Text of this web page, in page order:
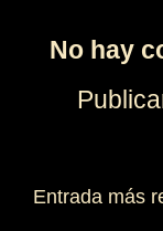
No hay
Entrada más